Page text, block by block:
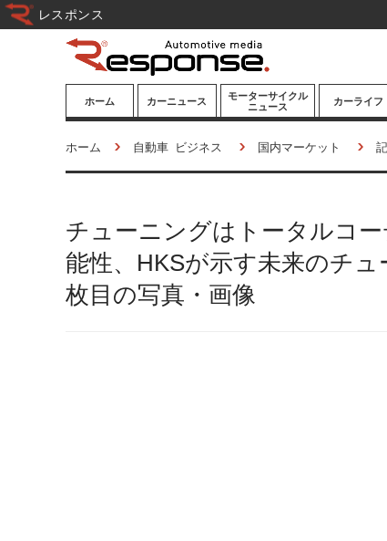
ホーム カーニュース
鉄道
船舶
航空
モーターサイクル
ニュース
カーライフ
モータースポ
ツ/エンタメ
ホーム 自動車 ビジネス 国内マーケット
チューニングはトータルコ
能性、HKSが示す未来のチ
枚目の写真・画像
レスポンス